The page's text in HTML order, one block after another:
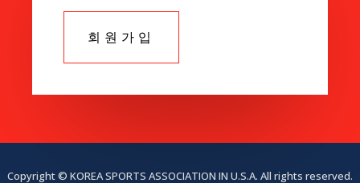
회원가입
Copyright © KOREA SPORTS ASSOCIATION IN U.S.A. All rights reserved.